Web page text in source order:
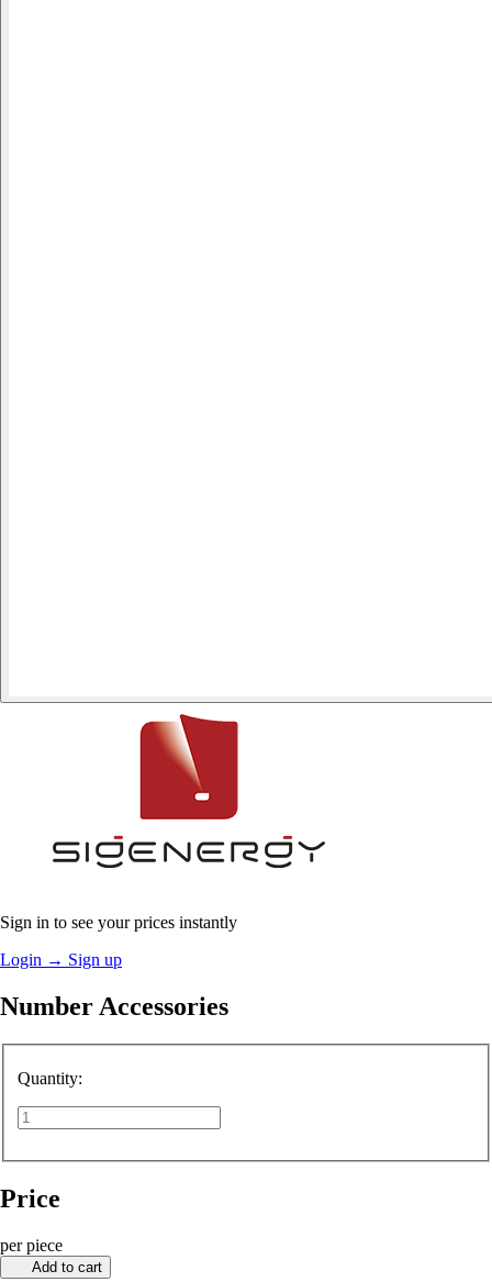
Sign in to see your prices instantly
Login → Sign up
Number Accessories
Quantity:
Price
per piece
Add to cart